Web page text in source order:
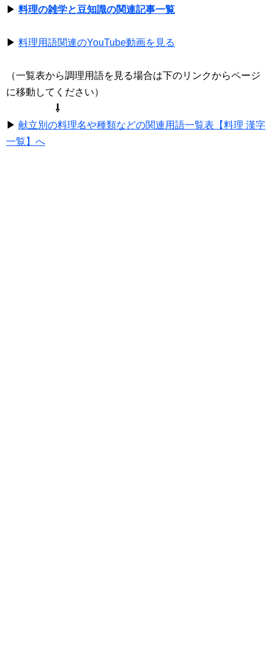
▶ 料理の雑学と豆知識の関連記事一覧
▶ 料理用語関連のYouTube動画を見る
（一覧表から調理用語を見る場合は下のリンクからページ
に移動してください）
⇩
▶ 献立別の料理名や種類などの関連用語一覧表【料理 漢字
一覧】へ